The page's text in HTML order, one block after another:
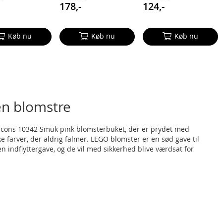
Køb nu
178,-
Køb nu
124,-
Køb nu
blomstre
10342 Smuk pink blomsterbuket, der er prydet med
farver, der aldrig falmer. LEGO blomster er en sød gave til
indflyttergave, og de vil med sikkerhed blive værdsat for